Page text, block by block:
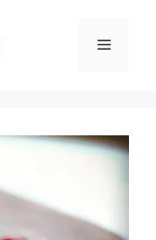
Menu